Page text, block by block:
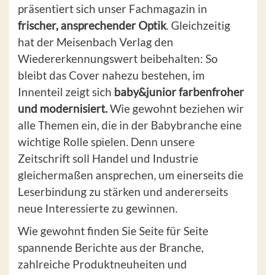
präsentiert sich unser Fachmagazin in
frischer, ansprechender Optik. Gleichzeitig
hat der Meisenbach Verlag den
Wiedererkennungswert beibehalten: So
bleibt das Cover nahezu bestehen, im
Innenteil zeigt sich baby&junior farbenfroher
und modernisiert.Wie gewohnt beziehen wir
alle Themen ein, die in der Babybranche eine
wichtige Rolle spielen. Denn unsere
Zeitschrift soll Handel und Industrie
gleichermaßen ansprechen, um einerseits die
Leserbindung zu stärken und andererseits
neue Interessierte zu gewinnen.
Wie gewohnt finden Sie Seite für Seite
spannende Berichte aus der Branche,
zahlreiche Produktneuheiten und